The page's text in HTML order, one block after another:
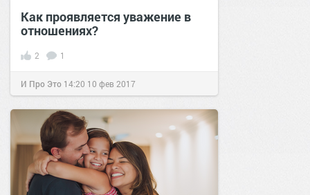
Как проявляется уважение в
отношениях?
2 1
И Про Это 14:20 10 фев 2017